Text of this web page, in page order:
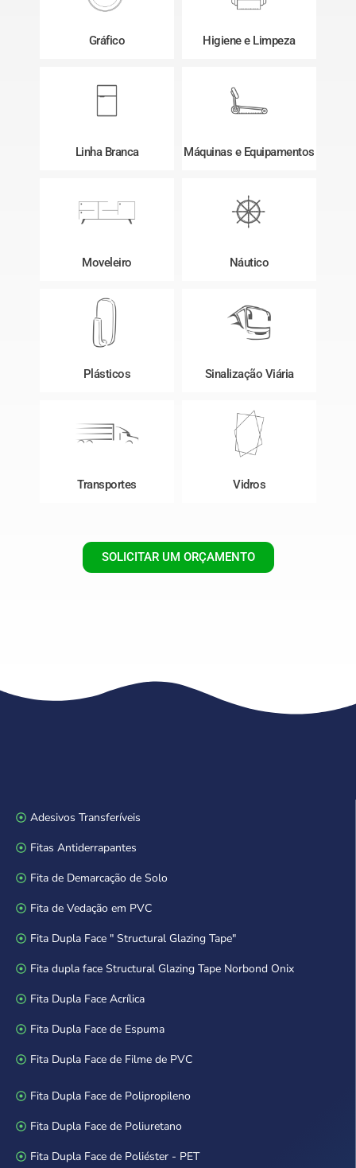
Gráfico Higiene e Limpeza
Linha Branca Máquinas e Equipamentos
Moveleiro Náutico
Plásticos Sinalização Viária
Transportes Vidros
SOLICITAR UM ORÇAMENTO
Adesivos Transferíveis
Fitas Antiderrapantes
Fita de Demarcação de Solo
Fita de Vedação em PVC
Fita Dupla Face " Structural Glazing Tape"
Fita dupla face Structural Glazing Tape Norbond Onix
Fita Dupla Face Acrílica
Fita Dupla Face de Espuma
Fita Dupla Face de Filme de PVC
Fita Dupla Face de Polipropileno
Fita Dupla Face de Poliuretano
Fita Dupla Face de Poliéster - PET